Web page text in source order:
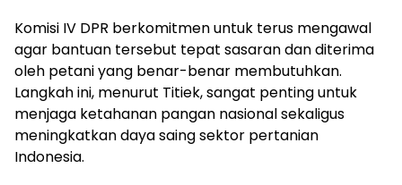
Komisi IV DPR berkomitmen untuk terus mengawal
agar bantuan tersebut tepat sasaran dan diterima
oleh petani yang benar-benar membutuhkan.
Langkah ini, menurut Titiek, sangat penting untuk
menjaga ketahanan pangan nasional sekaligus
meningkatkan daya saing sektor pertanian
Indonesia.